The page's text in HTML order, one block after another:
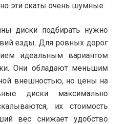
эти скаты очень шумные.
диски подбирать нужно
езды. Для ровных дорог
идеальным вариантом
Они обладают меньшим
внешностью, но цены на
диски максимально
их стоимость
вес снижает удобство